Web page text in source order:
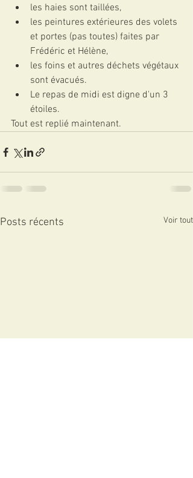
les haies sont taillées,
les peintures extérieures des volets
et portes (pas toutes) faites par
Frédéric et Hélène,
les foins et autres déchets végétaux
sont évacués.
Le repas de midi est digne d'un 3
étoiles.
Tout est replié maintenant.
Posts récents Voir tout